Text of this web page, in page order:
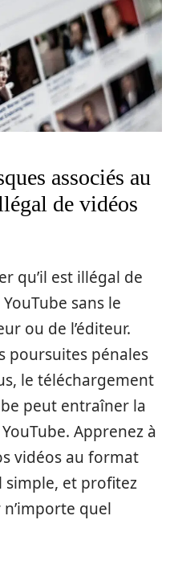
associés au
de vidéos
qu’il est illégal de
sans le
ou de l’éditeur.
poursuites pénales
le téléchargement
peut entraîner la
Apprenez à
vidéos au format
simple, et profitez
quel